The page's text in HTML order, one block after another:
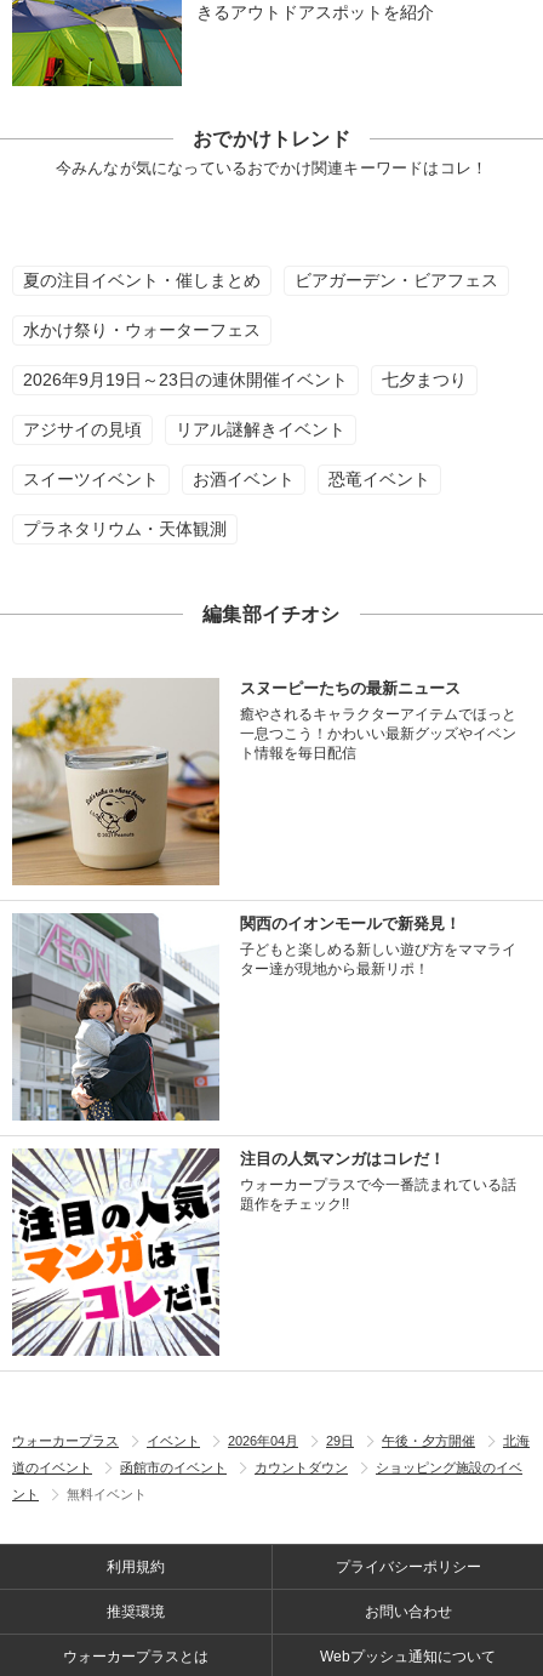
きるアウトドアスポットを紹介
おでかけトレンド
今みんなが気になっているおでかけ関連キーワードはコレ！
夏の注目イベント・催しまとめ ビアガーデン・ビアフェス
水かけ祭り・ウォーターフェス
2026年9月19日～23日の連休開催イベント 七夕まつり
アジサイの見頃 リアル謎解きイベント
スイーツイベント お酒イベント 恐竜イベント
プラネタリウム・天体観測
編集部イチオシ
スヌーピーたちの最新ニュース
癒やされるキャラクターアイテムでほっと
一息つこう！かわいい最新グッズやイベン
ト情報を毎日配信
関西のイオンモールで新発見！
子どもと楽しめる新しい遊び方をママライ
ター達が現地から最新リポ！
注目の人気マンガはコレだ！
ウォーカープラスで今一番読まれている話
題作をチェック!!
ウォーカープラス イベント 2026年04月 29日 午後・夕方開催
北海
道のイベント
函館市のイベント カウントダウン
ショッピング施設のイベ
ント
無料イベント
利用規約 プライバシーポリシー
推奨環境 お問い合わせ
ウォーカープラスとは Webプッシュ通知について